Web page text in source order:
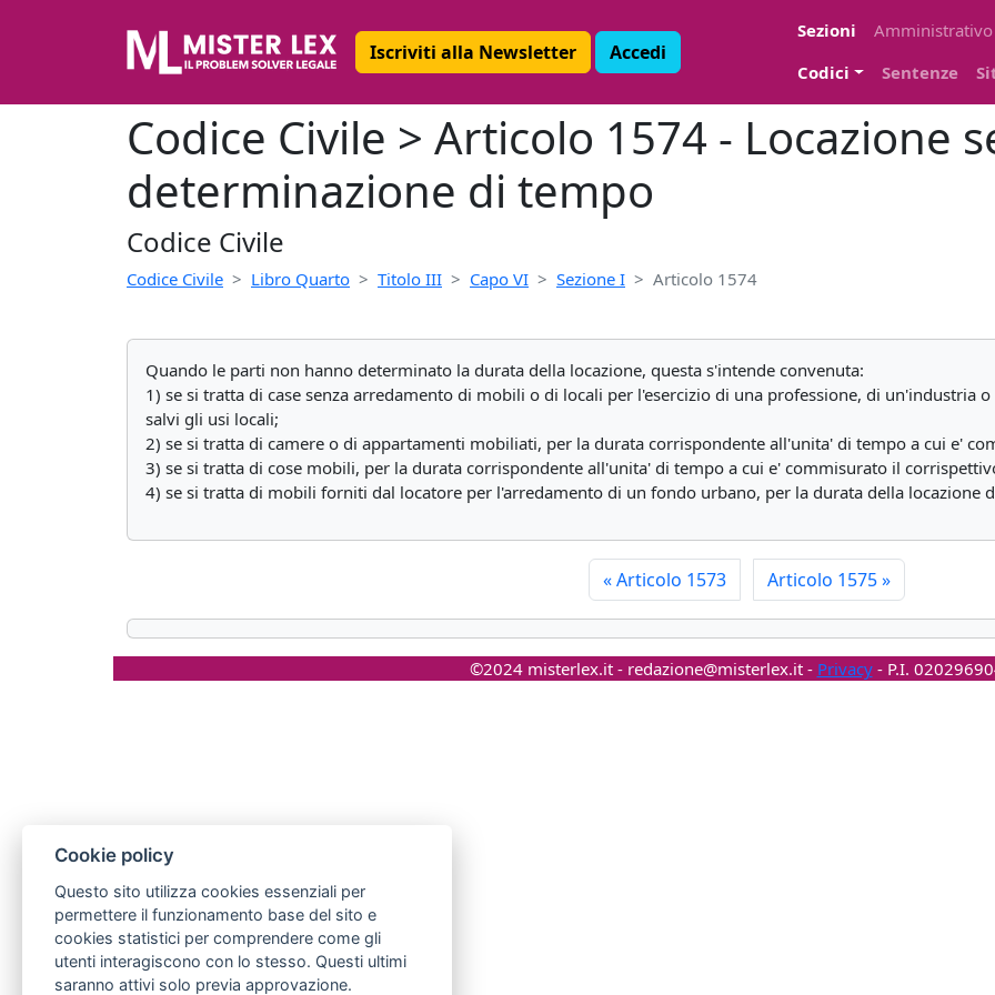
Iscriviti alla Newsletter Accedi
Sezioni
Amministrativo
Codici
Sentenze
Codice Civile > Articolo 1574 - Locazione
determinazione di tempo
Codice Civile
Codice Civile Libro Quarto Titolo III Capo VI Sezione I Articolo 1574
Quando le parti non hanno determinato la durata della locazione, questa s'intende convenuta:
1) se si tratta di case senza arredamento di mobili o di locali per l'esercizio di una professione, di un'industria
salvi gli usi locali;
2) se si tratta di camere o di appartamenti mobiliati, per la durata corrispondente all'unita' di tempo a cui e'
3) se si tratta di cose mobili, per la durata corrispondente all'unita' di tempo a cui e' commisurato il
4) se si tratta di mobili forniti dal locatore per l'arredamento di un fondo urbano, per la durata della locazione
«Articolo 1573 Articolo 1575»
©2024 misterlex.it - redazione@misterlex.it- Privacy- P.I.
Cookie policy
Questo sito utilizza cookies essenziali per
permettere il funzionamento base del sito e
cookies statistici per comprendere come gli
utenti interagiscono con lo stesso. Questi ultimi
saranno attivi solo previa approvazione.